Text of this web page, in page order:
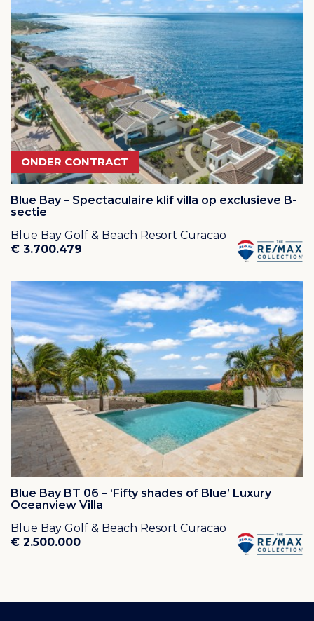
bekend om haar spectaculaire locatie en de prachtige
uitzichten. De baan is zelfs voor de geoefende speler
een uitdaging dankzij het ontwerp, de altijd aanwezige
passaatwind en diverse holes waarbij u over of net
naast de Caribische zee uw afslag maakt. Omdat het
weer op Curacao altijd goed is, is de golfbaan het
gehele jaar geopend. De baan heeft een mooie
driving range en putting green, een pro-shop met
uitgebreid assortiment en een prachtig clubhuis in het
monumentale "Landhuis Blaauw".
Geniet van het prachtige strand op Blue Bay Beach
temperaturen kun je genieten op het onberispelijk
onderhouden Blue Bay Beach. Het biedt veel
schaduwrijke plekjes, comfortabele ligbedden,
douches, bad- en kleedruimtes, een speeltuin en vele
andere voorzieningen zoals tennisbanen. Het
helderblauwe water van de baai en de tropische
temperaturen zorgen ervoor dat elke dag een
stranddag is. De restaurants Coast, Lemon Grass, Tribu,
Bayside en Blend bieden heerlijke lunch- en
dinermogelijkheden. Voor een exclusiever en culinair
restaurant is er Brass Boer. Er is ook een foodcourt met
foodtrucks en een speeltuin voor de kinderen. Het
Blue Bay duikcentrum biedt PADI- en DAN-cursussen
en heeft een goed gevulde duik- en bikinishop.
wordt aangewend voor 24/7 uitstekende beveiliging
van het resort, verlichting en onderhoud van de
ONDER CONTRACT
Blue Bay – Spectaculaire klif villa op exclusieve B-
sectie
Blue Bay Golf & Beach Resort Curacao
€ 3.700.479
Blue Bay BT 06 – ‘Fifty shades of Blue’ Luxury
Oceanview Villa
Blue Bay Golf & Beach Resort Curacao
€ 2.500.000